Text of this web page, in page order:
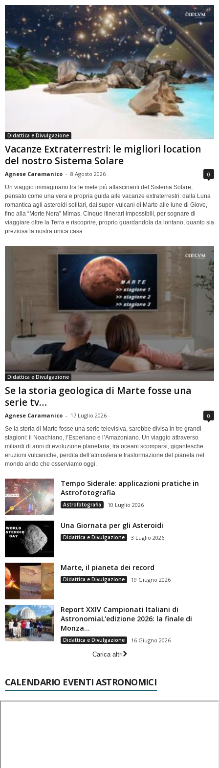
Didattica e Divulgazione
Vacanze Extraterrestri: le migliori location
del nostro Sistema Solare
Agnese Caramanico - 8 Agosto 2026 0
Un viaggio immaginario tra le mete più affascinanti del Sistema Solare,
pensato come una vera e propria guida alle vacanze extraterrestri: dalla Luna
romantica agli asteroidi solitari, dai super-vulcani di Marte alle lune di Giove,
fino alla “Morte Nera” Mimas. Cinque itinerari impossibili, per sognare di
viaggiare oltre la Terra e riscoprire, proprio guardandola da lontano, quanto sia
preziosa la nostra unica casa
Didattica e Divulgazione
Se la storia geologica di Marte fosse una
serie tv…
Agnese Caramanico - 17 Luglio 2026 0
Se la storia di Marte fosse una serie televisiva, sarebbe divisa in tre grandi
stagioni: il Noachiano, l’Esperiano e l’Amazoniano. Un viaggio attraverso
miliardi di anni di evoluzione planetaria, tra oceani scomparsi, gigantesche
eruzioni vulcaniche, perdita dell’atmosfera e trasformazione del pianeta nel
mondo arido che osserviamo oggi.
Tempo Siderale: applicazioni pratiche in
Astrofotografia
Astrofotografia 10 Luglio 2026
Una Giornata per gli Asteroidi
Didattica e Divulgazione 3 Luglio 2026
Marte, il pianeta dei record
Didattica e Divulgazione 19 Giugno 2026
Report XXIV Campionati Italiani di
AstronomiaL'edizione 2026: la finale di
Monza...
Didattica e Divulgazione
16 Giugno 2026
Carica altri
CALENDARIO EVENTI ASTRONOMICI